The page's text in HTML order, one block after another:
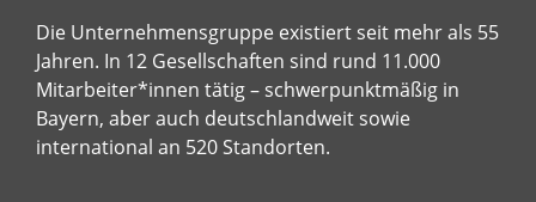
Die Unternehmensgruppe existiert seit mehr als 55
Jahren. In 12 Gesellschaften sind rund 11.000
Mitarbeiter*innen tätig – schwerpunktmäßig in
Bayern, aber auch deutschlandweit sowie
international an 520 Standorten.